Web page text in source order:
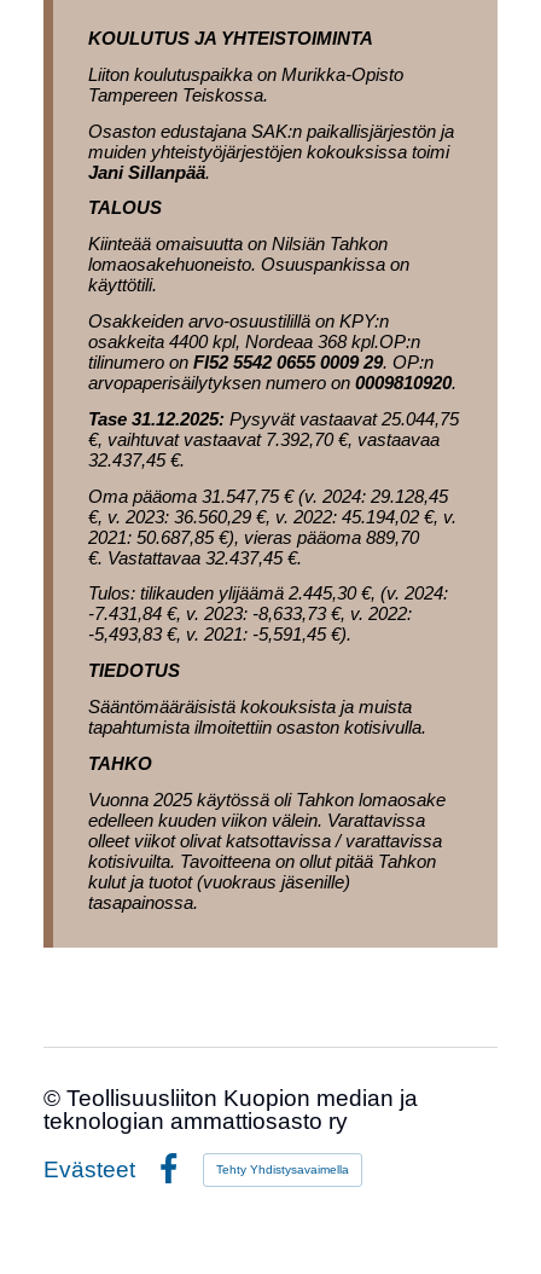
KOULUTUS JA YHTEISTOIMINTA
Liiton koulutuspaikka on Murikka-Opisto
Tampereen Teiskossa.
Osaston edustajana SAK:n paikallisjärjestön ja
muiden yhteistyöjärjestöjen kokouksissa toimi
Jani Sillanpää.
TALOUS
Kiinteää omaisuutta on Nilsiän Tahkon
lomaosakehuoneisto. Osuuspankissa on
käyttötili.
Osakkeiden arvo-osuustilillä on KPY:n
osakkeita 4400 kpl, Nordeaa 368 kpl.OP:n
tilinumero on FI52 5542 0655 0009 29. OP:n
arvopaperisäilytyksen numero on 0009810920.
Tase 31.12.2025:Pysyvät vastaavat 25.044,75
€, vaihtuvat vastaavat 7.392,70 €, vastaavaa
32.437,45 €.
Oma pääoma 31.547,75 € (v. 2024: 29.128,45
€, v. 2023: 36.560,29 €, v. 2022: 45.194,02 €, v.
2021: 50.687,85 €), vieras pääoma 889,70
€. Vastattavaa 32.437,45 €.
Tulos: tilikauden ylijäämä 2.445,30 €, (v. 2024:
-7.431,84 €, v. 2023: -8,633,73 €, v. 2022:
-5,493,83 €, v. 2021: -5,591,45 €).
TIEDOTUS
Sääntömääräisistä kokouksista ja muista
tapahtumista ilmoitettiin osaston kotisivulla.
TAHKO
Vuonna 2025 käytössä oli Tahkon lomaosake
edelleen kuuden viikon välein. Varattavissa
olleet viikot olivat katsottavissa / varattavissa
kotisivuilta. Tavoitteena on ollut pitää Tahkon
kulut ja tuotot (vuokraus jäsenille)
tasapainossa.
© Teollisuusliiton Kuopion median ja
teknologian ammattiosasto ry
Evästeet
Tehty Yhdistysavaimella